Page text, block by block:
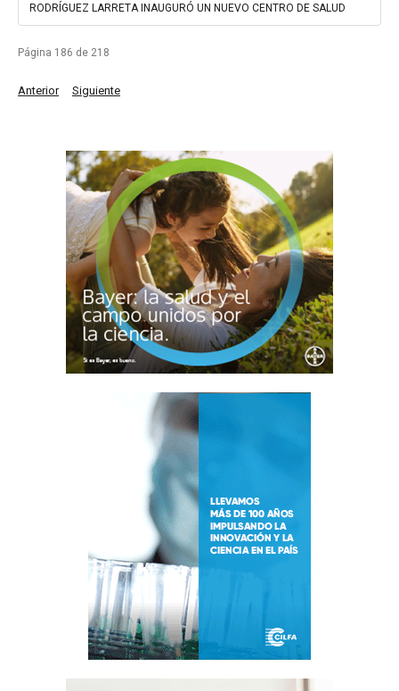
RODRÍGUEZ LARRETA INAUGURÓ UN NUEVO CENTRO DE SALUD
Página 186 de 218
Anterior Siguiente